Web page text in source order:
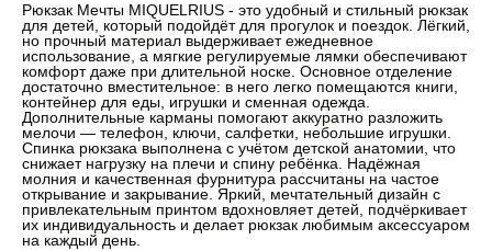
Рюкзак Мечты MIQUELRIUS - это удобный и стильный рюкзак
для детей, который подойдёт для прогулок и поездок. Лёгкий,
но прочный материал выдерживает ежедневное
использование, а мягкие регулируемые лямки обеспечивают
комфорт даже при длительной носке. Основное отделение
достаточно вместительное: в него легко помещаются книги,
контейнер для еды, игрушки и сменная одежда.
Дополнительные карманы помогают аккуратно разложить
мелочи — телефон, ключи, салфетки, небольшие игрушки.
Спинка рюкзака выполнена с учётом детской анатомии, что
снижает нагрузку на плечи и спину ребёнка. Надёжная
молния и качественная фурнитура рассчитаны на частое
открывание и закрывание. Яркий, мечтательный дизайн с
привлекательным принтом вдохновляет детей, подчёркивает
их индивидуальность и делает рюкзак любимым аксессуаром
на каждый день.